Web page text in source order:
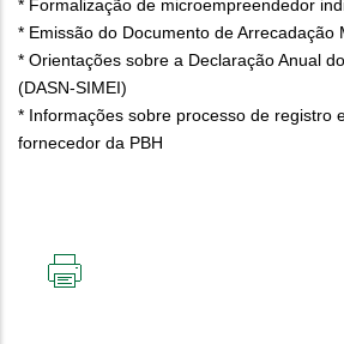
* Formalização de microempreendedor
* Emissão do Documento de Arrecadação
* Orientações sobre a Declaração Anual
(DASN-SIMEI)
* Informações sobre processo de registro
fornecedor da PBH